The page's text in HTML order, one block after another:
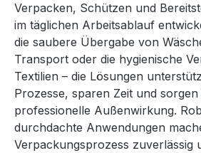
Verpacken, Schützen und
im täglichen Arbeitsablauf
die saubere Übergabe von
Transport oder die hygienische
Textilien – die Lösungen
Prozesse, sparen Zeit und
professionelle Außenwirkung.
durchdachte Anwendungen
Verpackungsprozess zuverlässig